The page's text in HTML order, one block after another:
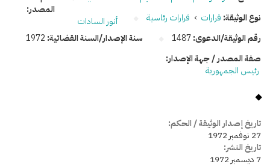
نوع الوثيقة: قرارات › قرارات رئاسية
رقم الوثيقة/الدعوى:1487 سنة الإصدار/السنة القضائية: 1972
المصدر:
أنور السادات
صفة المصدر / جهة الإصدار:
رئيس الجمهورية
تاريخ إصدار الوثيقة / الحكم:
27 نوفمبر 1972
تاريخ النشر:
7 ديسمبر 1972